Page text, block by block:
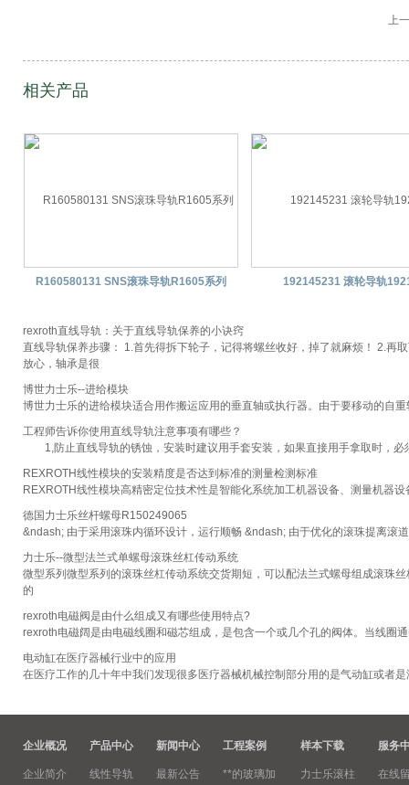
上
相关产品
R160580131 SNS滚珠导轨R1605系列 192145231 滚轮导轨
rexroth直线导轨：关于直线导轨保养的小诀窍
直线导轨保养步骤： 1.首先得拆下轮子，记得将螺丝收好，掉了就麻烦！ 2.再
放心，轴承是很
博世力士乐--进给模块
博世力士乐的进给模块适合用作搬运应用的垂直轴或执行器。由于要移动的自
工程师告诉你使用直线导轨注意事项有哪些？
1,防止直线导轨的锈蚀，安装时建议用手套安装，如果直接用手拿取时，必
REXROTH线性模块的安装精度是否达到标准的测量检测标准
REXROTH线性模块高精密定位技术性是智能化系统加工机器设备、测量机器
德国力士乐丝杆螺母R150249065
&ndash; 由于采用滚珠内循环设计，运行顺畅 &ndash; 由于优化的滚珠提离
力士乐--微型法兰式单螺母滚珠丝杠传动系统
微型系列微型系列的滚珠丝杠传动系统交货期短，可以配法兰式螺母组成滚珠
的
rexroth电磁阀是由什么组成又有哪些使用特点?
rexroth电磁阔是由电磁线圈和磁芯组成，是包含一个或几个孔的阀体。当线圈
电动缸在医疗器械行业中的应用
在医疗工作的几十年中我们发现很多医疗器械机械控制部分用的是气动缸或者
企业概况
企业简介
产品中心
线性导轨
新闻中心
最新公告
工程案例
**的玻璃加
样本下载
力士乐滚柱
服务
在线